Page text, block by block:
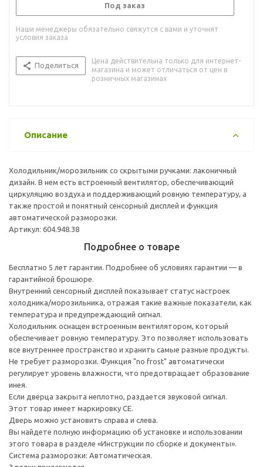
Под заказ
Наши менеджеры обязательно свяжутся с вами и уточнят
условия заказа
Поделиться
Цена действительна только для интернет-
магазина и может отличаться от цен в
розничных магазинах
Описание
Холодильник/морозильник со скрытыми ручками: лаконичный
дизайн. В нем есть встроенный вентилятор, обеспечивающий
циркуляцию воздуха и поддерживающий ровную температуру, а
также простой и понятный сенсорный дисплей и функция
автоматической разморозки.
Артикул: 604.948.38
Подробнее о товаре
Бесплатно 5 лет гарантии. Подробнее об условиях гарантии — в
гарантийной брошюре.
Внутренний сенсорный дисплей показывает статус настроек
холодника/морозильника, отражая такие важные показатели, как
температура и предупреждающий сигнал.
Холодильник оснащен встроенным вентилятором, который
обеспечивает ровную температуру. Это позволяет использовать
все внутреннее пространство и хранить самые разные продукты.
Не требует разморозки. Функция "no frost" автоматически
регулирует уровень влажности, что предотвращает образование
инея.
Если дверца закрыта неплотно, раздается звуковой сигнал.
Этот товар имеет маркировку CE.
Дверь можно установить справа и слева.
Вы найдете полную информацию об установке и использовании
этого товара в разделе «Инструкции по сборке и документы».
Система разморозки: Автоматическая.